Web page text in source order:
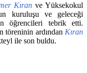
Kıran ve Yüksekokul
kuruluşu ve geleceği
öğrencileri tebrik etti.
töreninin ardından Kıran
ile son buldu.